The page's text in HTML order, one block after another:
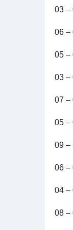
03 –
06 –
05 –
03 –
07 –
05 –
09 –
06 –
04 –
08 –